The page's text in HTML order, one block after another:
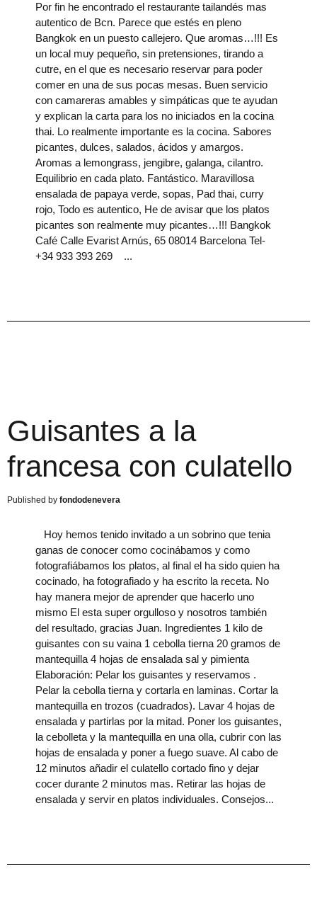
Por fin he encontrado el restaurante tailandés mas
autentico de Bcn. Parece que estés en pleno
Bangkok en un puesto callejero. Que aromas…!!! Es
un local muy pequeño, sin pretensiones, tirando a
cutre, en el que es necesario reservar para poder
comer en una de sus pocas mesas. Buen servicio
con camareras amables y simpáticas que te ayudan
y explican la carta para los no iniciados en la cocina
thai. Lo realmente importante es la cocina. Sabores
picantes, dulces, salados, ácidos y amargos.
Aromas a lemongrass, jengibre, galanga, cilantro.
Equilibrio en cada plato. Fantástico. Maravillosa
ensalada de papaya verde, sopas, Pad thai, curry
rojo, Todo es autentico, He de avisar que los platos
picantes son realmente muy picantes…!!! Bangkok
Café Calle Evarist Arnús, 65 08014 Barcelona Tel-
+34 933 393 269
Guisantes a la
francesa con culatello
fondodenevera
​ Hoy hemos tenido invitado a un sobrino que tenia
ganas de conocer como cocinábamos y como
fotografiábamos los platos, al final el ha sido quien ha
cocinado, ha fotografiado y ha escrito la receta. No
hay manera mejor de aprender que hacerlo uno
mismo El esta super orgulloso y nosotros también
del resultado, gracias Juan. Ingredientes 1 kilo de
guisantes con su vaina 1 cebolla tierna 20 gramos de
mantequilla 4 hojas de ensalada sal y pimienta
Elaboración: Pelar los guisantes y reservamos .
Pelar la cebolla tierna y cortarla en laminas. Cortar la
mantequilla en trozos (cuadrados). Lavar 4 hojas de
ensalada y partirlas por la mitad. Poner los guisantes,
la cebolleta y la mantequilla en una olla, cubrir con las
hojas de ensalada y poner a fuego suave. Al cabo de
12 minutos añadir el culatello cortado fino y dejar
cocer durante 2 minutos mas. Retirar las hojas de
ensalada y servir en platos individuales. Consejos